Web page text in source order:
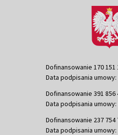
Dofinansowanie 170 151
Data podpisania umowy:
Dofinansowanie 391 856
Data podpisania umowy:
Dofinansowanie 237 754
Data podpisania umowy: